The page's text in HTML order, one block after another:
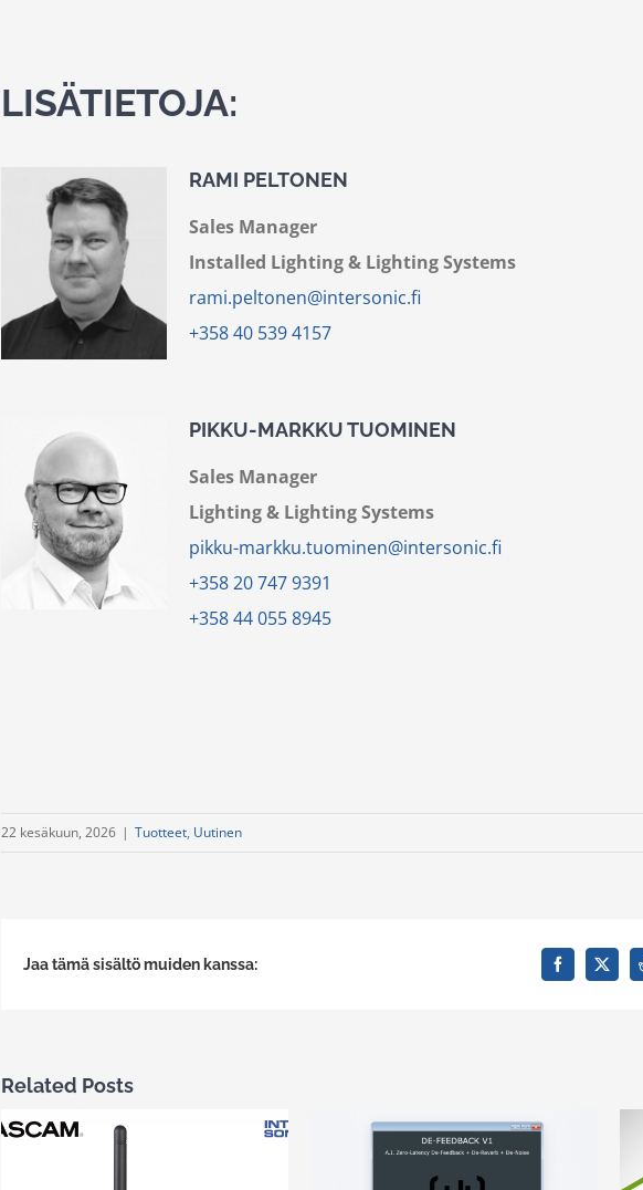
LISÄTIETOJA:
RAMI PELTONEN
Sales Manager
Installed Lighting & Lighting Systems
rami.peltonen@intersonic.fi
+358 40 539 4157
PIKKU-MARKKU TUOMINEN
Sales Manager
Lighting & Lighting Systems
pikku-markku.tuominen@intersonic.fi
+358 20 747 9391
+358 44 055 8945
22 kesäkuun, 2026 | Tuotteet, Uutinen
Jaa tämä sisältö muiden kanssa: Facebook
X
Related Posts